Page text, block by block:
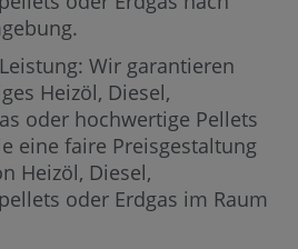
Wir garantieren
Heizöl, Diesel,
oder hochwertige Pellets
eine faire Preisgestaltung
Heizöl, Diesel,
oder Erdgas im Raum